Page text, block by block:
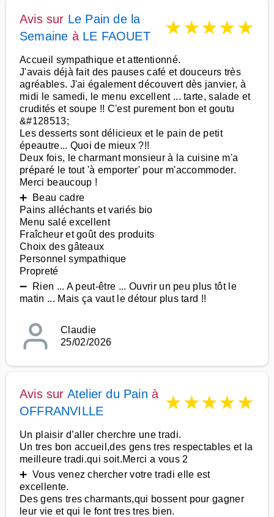
Avis sur Le Pain de la
Semaine à LE FAOUET ★★★★★
Accueil sympathique et attentionné.
J'avais déjà fait des pauses café et douceurs très
agréables. J'ai également découvert dès janvier, à
midi le samedi, le menu excellent ... tarte, salade et
crudités et soupe !! C'est purement bon et goutu
&#128513;
Les desserts sont délicieux et le pain de petit
épeautre... Quoi de mieux ?!!
Deux fois, le charmant monsieur à la cuisine m'a
préparé le tout 'à emporter' pour m'accommoder.
Merci beaucoup !
➕ Beau cadre
Pains alléchants et variés bio
Menu salé excellent
Fraîcheur et goût des produits
Choix des gâteaux
Personnel sympathique
Propreté
➖ Rien ... A peut-être ... Ouvrir un peu plus tôt le
matin ... Mais ça vaut le détour plus tard !!
Claudie
25/02/2026
Avis sur Atelier du Pain à
OFFRANVILLE
★★★★★
Un plaisir d’aller cherchre une tradi.
Un tres bon accueil,des gens tres respectables et la
meilleure tradi.qui soit.Merci a vous 2
➕ Vous venez chercher votre tradi elle est
excellente.
Des gens tres charmants,qui bossent pour gagner
leur vie et qui le font tres tres bien.